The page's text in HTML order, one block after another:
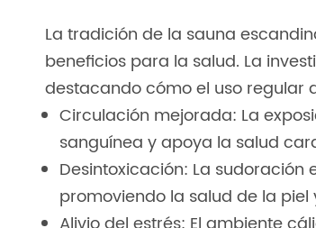
La tradición de la sauna
beneficios para la salud. La
destacando cómo el uso regular
Circulación mejorada: La
sanguínea y apoya la salud
Desintoxicación: La
promoviendo la salud de la piel